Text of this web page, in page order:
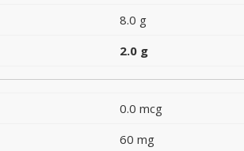
8.0 g
2.0 g
0.0 mcg
60 mg